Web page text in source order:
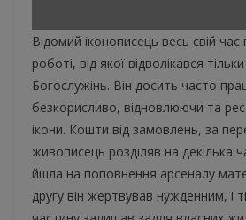
Відомий іконописець весь свій час
роботі, від якої відволікався
Богослужінь. Він досить часто
безкорисливо, відновлюючи та
ікони. Кошти від замовлень, за
живописець розділяв на декілька
йшла на поповнення арсеналу
другу він жертвував нужденним, і